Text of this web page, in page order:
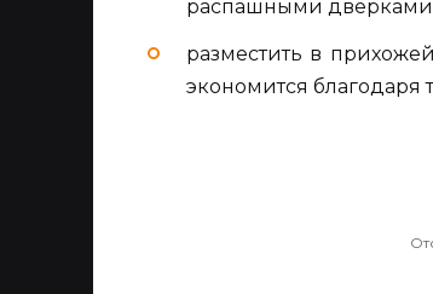
распашными
разместить в
экономится благодаря